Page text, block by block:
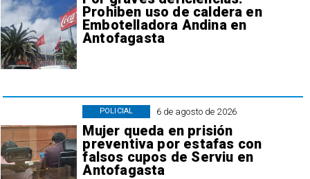
Prohiben uso de caldera en
Embotelladora Andina en
Antofagasta
6 de agosto de 2026
Mujer queda en prisión
preventiva por estafas con
falsos cupos de Serviu en
Antofagasta
POLICIAL